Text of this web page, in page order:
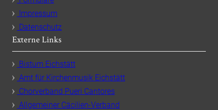
Impressum
Datenschutz
Externe Links
Bistum Eichstätt
Amt für Kirchenmusik Eichstätt
Chorverband Pueri Cantores
Allgemeiner Cäcilien-Verband